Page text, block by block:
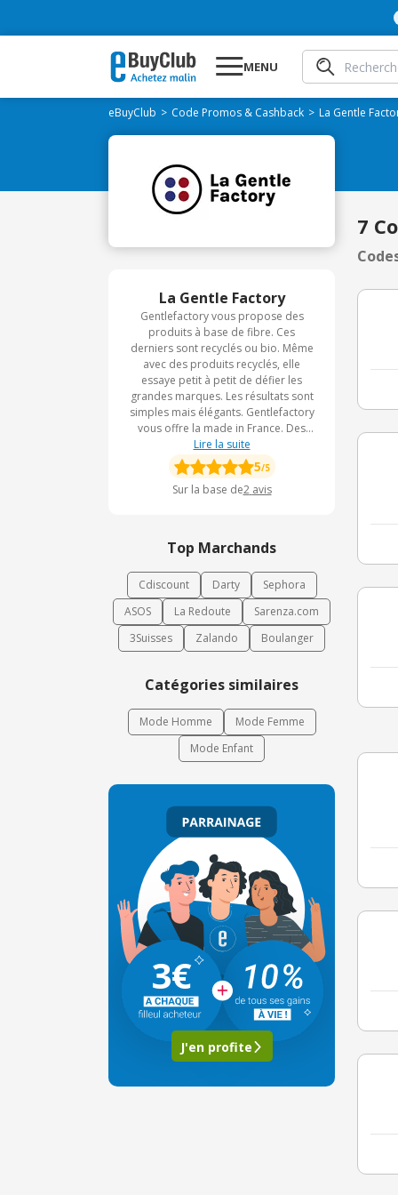
MENU
eBuyClub Code Promos & Cashback La Gentle
La Gentle Factory
Gentlefactory vous propose des
produits à base de fibre. Ces
derniers sont recyclés ou bio. Même
avec des produits recyclés, elle
essaye petit à petit de défier les
grandes marques. Les résultats sont
simples mais élégants. Gentlefactory
vous offre la made in France. Des
vêtements pour hommes et femmes
sont disponibles sur son site.
Lire la suite
5/5
Sur la base de2 avis
Top Marchands
Cdiscount Darty
Sephora
ASOS
La Redoute
Sarenza.com
3Suisses
Zalando Boulanger
Catégories similaires
Mode Homme
Mode Femme
Mode Enfant
3€
J'en profite
7